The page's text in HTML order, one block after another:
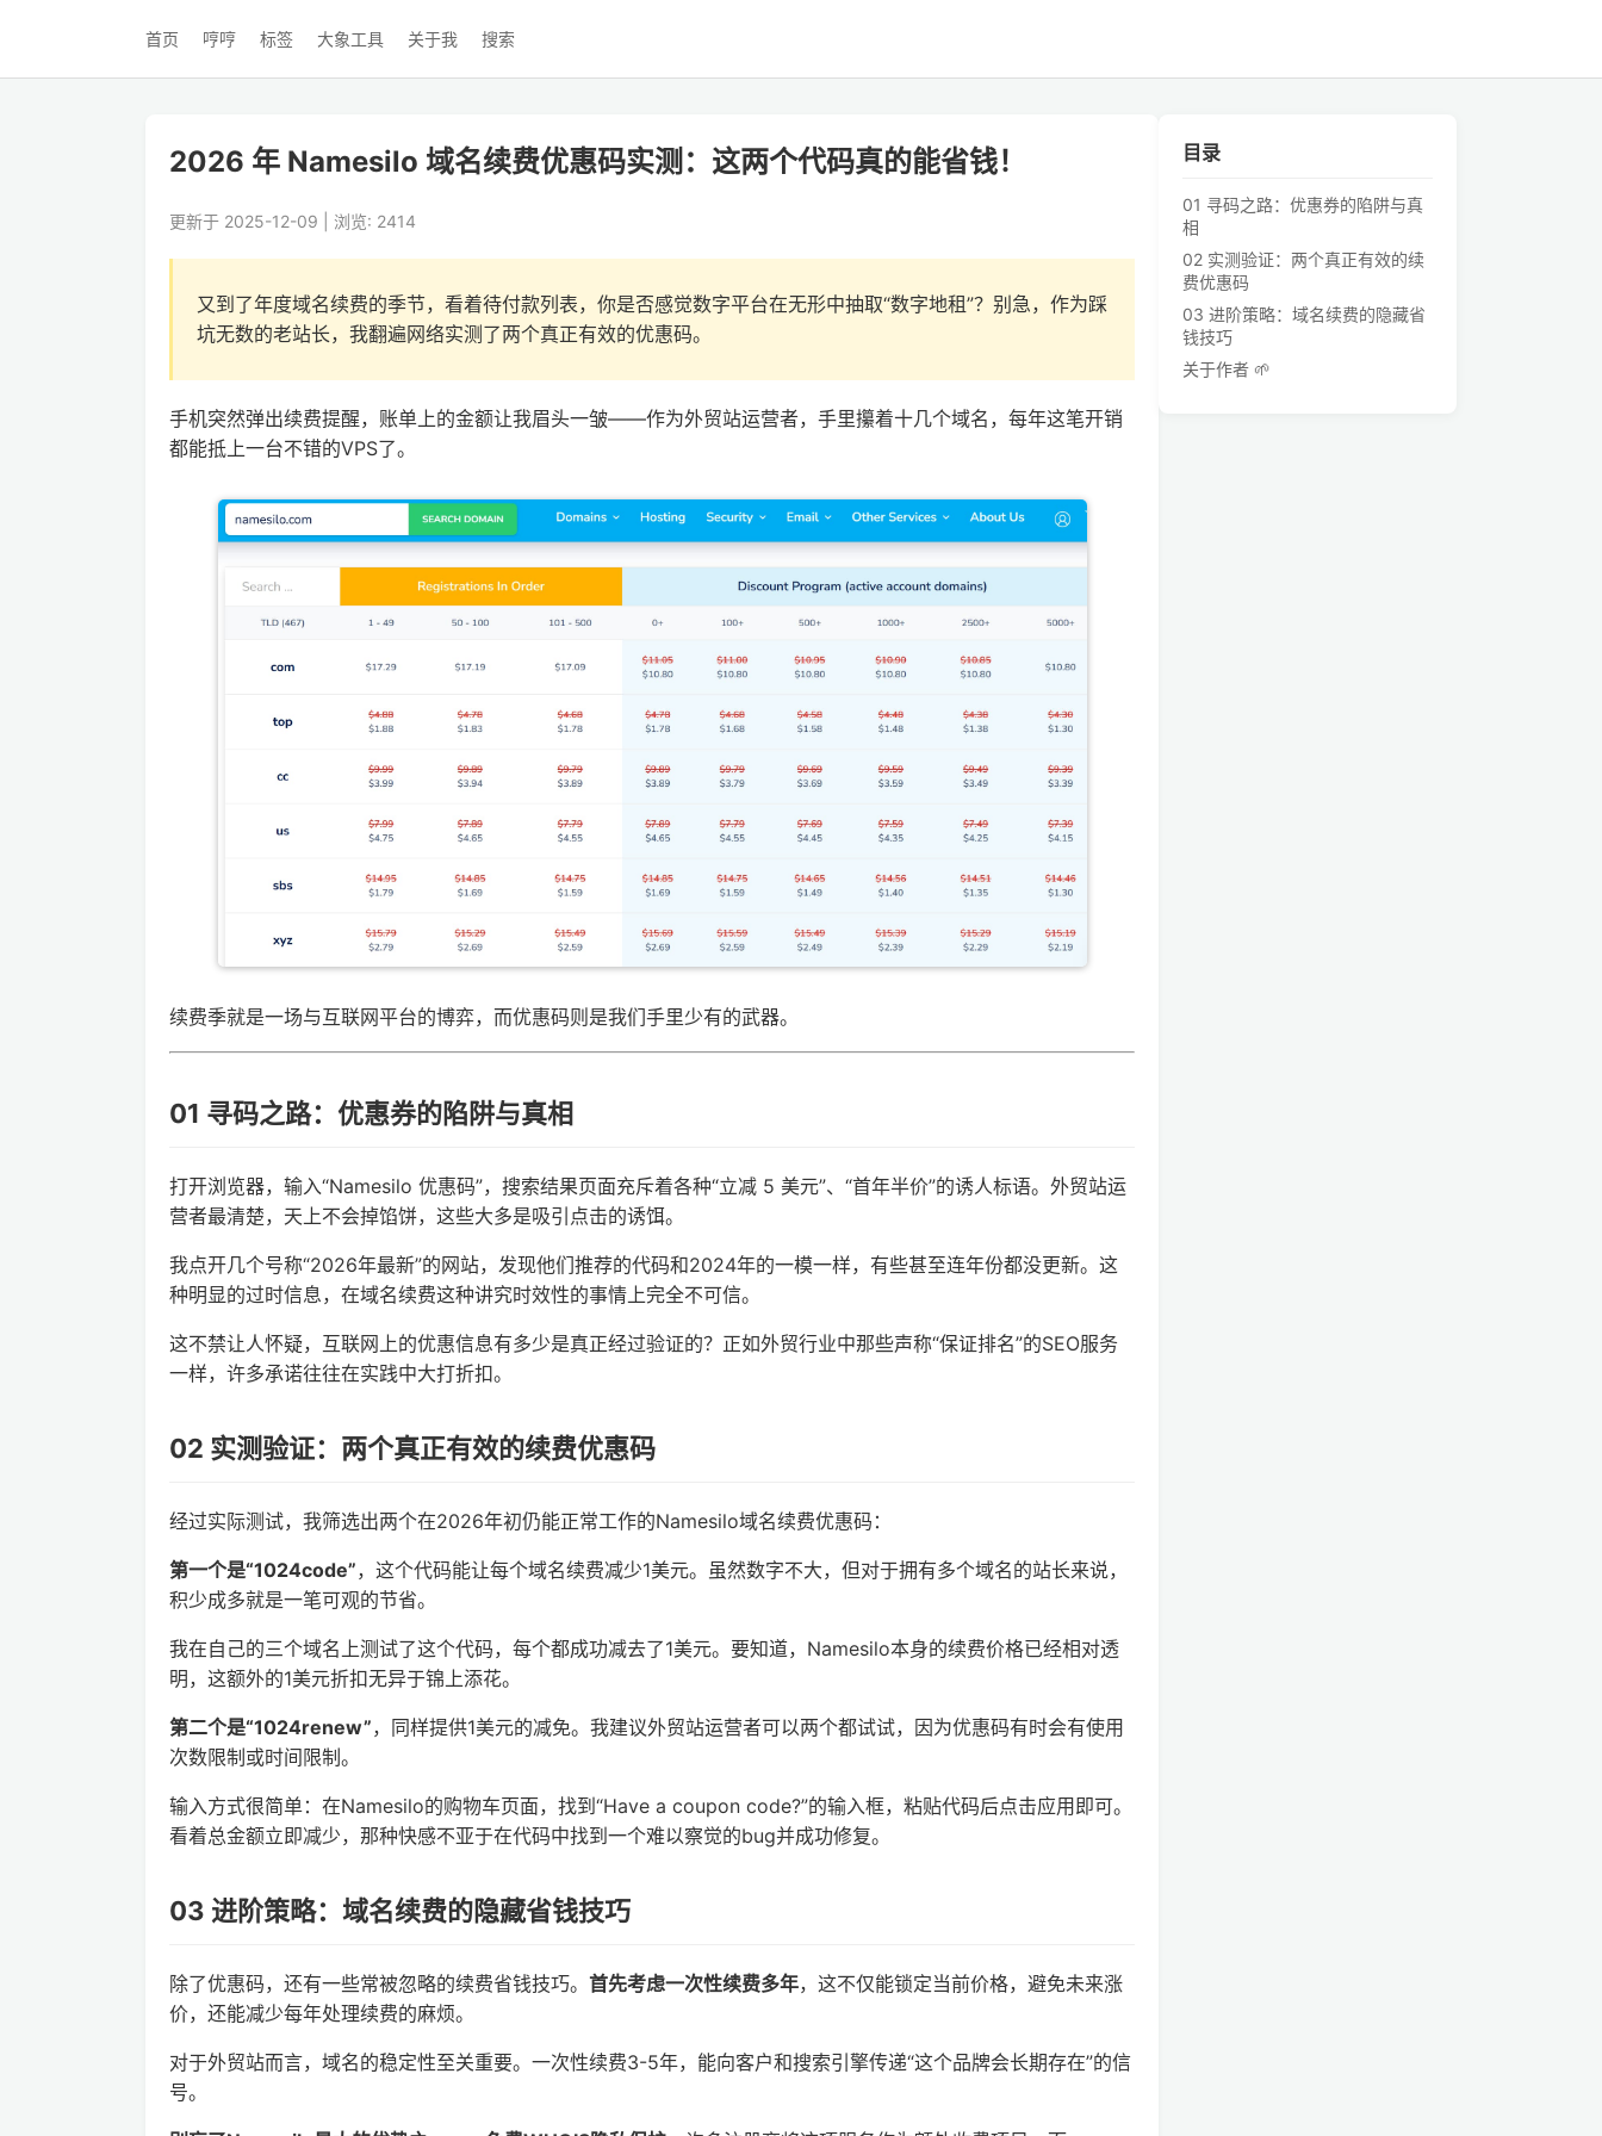
首页 哼哼 标签 大象工具 关于我 搜索
2026 年 Namesilo 域名续费优惠码实测：这两个代码真的能省钱！
更新于 2025-12-09 | 浏览: 2414
又到了年度域名续费的季节，看着待付款列表，你是否感觉数字平台在无形中抽取“数字地租”？别急，作为踩
坑无数的老站长，我翻遍网络实测了两个真正有效的优惠码。
手机突然弹出续费提醒，账单上的金额让我眉头一皱——作为外贸站运营者，手里攥着十几个域名，每年这笔开销
都能抵上一台不错的VPS了。
续费季就是一场与互联网平台的博弈，而优惠码则是我们手里少有的武器。
01 寻码之路：优惠券的陷阱与真相
打开浏览器，输入“Namesilo 优惠码”，搜索结果页面充斥着各种“立减 5 美元”、“首年半价”的诱人标语。外贸站运
营者最清楚，天上不会掉馅饼，这些大多是吸引点击的诱饵。
我点开几个号称“2026年最新”的网站，发现他们推荐的代码和2024年的一模一样，有些甚至连年份都没更新。这
种明显的过时信息，在域名续费这种讲究时效性的事情上完全不可信。
这不禁让人怀疑，互联网上的优惠信息有多少是真正经过验证的？正如外贸行业中那些声称“保证排名”的SEO服务
一样，许多承诺往往在实践中大打折扣。
02 实测验证：两个真正有效的续费优惠码
经过实际测试，我筛选出两个在2026年初仍能正常工作的Namesilo域名续费优惠码：
第一个是“1024code”，这个代码能让每个域名续费减少1美元。虽然数字不大，但对于拥有多个域名的站长来说，
积少成多就是一笔可观的节省。
我在自己的三个域名上测试了这个代码，每个都成功减去了1美元。要知道，Namesilo本身的续费价格已经相对透
明，这额外的1美元折扣无异于锦上添花。
第二个是“1024renew”，同样提供1美元的减免。我建议外贸站运营者可以两个都试试，因为优惠码有时会有使用
次数限制或时间限制。
输入方式很简单：在Namesilo的购物车页面，找到“Have a coupon code?”的输入框，粘贴代码后点击应用即可。
看着总金额立即减少，那种快感不亚于在代码中找到一个难以察觉的bug并成功修复。
03 进阶策略：域名续费的隐藏省钱技巧
除了优惠码，还有一些常被忽略的续费省钱技巧。 首先考虑一次性续费多年，这不仅能锁定当前价格，避免未来涨
价，还能减少每年处理续费的麻烦。
对于外贸站而言，域名的稳定性至关重要。一次性续费3-5年，能向客户和搜索引擎传递“这个品牌会长期存在”的信
号。
目录
01 寻码之路：优惠券的陷阱与真
相
02 实测验证：两个真正有效的续
费优惠码
03 进阶策略：域名续费的隐藏省
钱技巧
关于作者 🌱